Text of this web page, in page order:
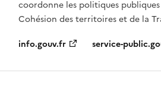
coordonne les politiques
Cohésion des territoires et de la
info.gouv.fr
service-